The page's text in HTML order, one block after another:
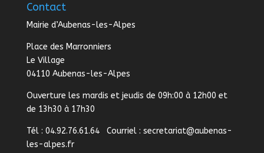
Contact
Mairie d’Aubenas-les-Alpes
Place des Marronniers
Le Village
04110 Aubenas-les-Alpes
Ouverture les mardis et jeudis de 09h:00 à 12h00 et
de 13h30 à 17h30
Tél : 04.92.76.61.64 Courriel : secretariat@aubenas-
les-alpes.fr